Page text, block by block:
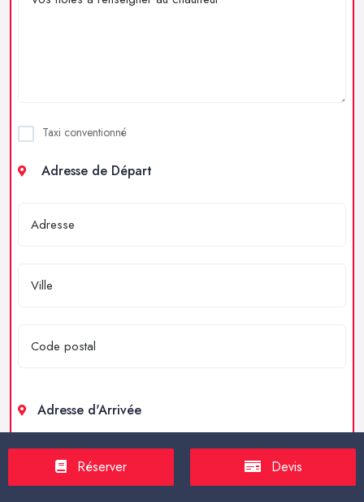
Taxi conventionné
Adresse de Départ
Adresse d'Arrivée
Réserver Devis